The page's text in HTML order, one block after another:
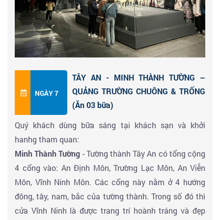
246-208 TCN và nằm dưới một gò mộ cao 76 mét có
hình dạng gần giống một kim tự tháp. Bố cục của nó
mô phỏng theo kinh đô nhà Dương là Hàm Dương
được chia thành các khu nội thành và ngoại thành.
Chu vi của khu vực nội thành là 2,5 km (1,55 dặm) và
ngoại là 6,3 km (3,9 dặm). Mộ chính nằm ở phía Tây
Nam của nội thành và hướng về phía đông. Buồng
lăng mộ chính chứa quan tài và các hiện vật chôn cất
là tâm điểm của quần thể kiến trúc lăng mộ. Ngôi mộ
chưa được khai quật hoàn toàn, các cuộc thám hiểm
khảo cổ hiện đang tập trung vào các địa điểm khác
của nghĩa địa rộng lớn bao quanh lăng mộ, bao gồm
cả Đội quân đất nung ở phía đông của gò mộ. Đội
quân đất nung tượng trưng như là những người bảo vệ
cho lăng mộ và vẫn chưa được khai quật hoàn toàn.
NGÀY 7
TÂY AN - MINH THÀNH TƯỜNG –
QUẢNG TRƯỜNG CHUÔNG & TRỐNG
(Ăn 03 bữa)
Quý khách dùng bữa sáng tại khách sạn và khởi
hanhg tham quan:
Minh Thành Tường - Tường thành Tây An có tổng cộng
4 cổng vào: An Định Môn, Trường Lạc Môn, An Viễn
Môn, Vĩnh Ninh Môn. Các cổng này nằm ở 4 hướng
đông, tây, nam, bắc của tường thành. Trong số đó thì
cửa Vĩnh Ninh là được trang trí hoành tráng và đẹp